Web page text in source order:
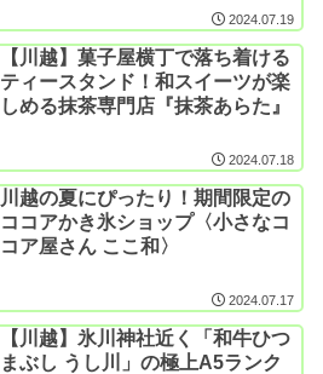
2024.07.19
【川越】菓子屋横丁で落ち着ける
ティースタンド！和スイーツが楽
しめる抹茶専門店『抹茶あらた』
2024.07.18
川越の夏にぴったり！期間限定の
ココアかき氷ショップ〈小さなコ
コア屋さん ここ和〉
2024.07.17
【川越】氷川神社近く「和牛ひつ
まぶし うし川」の極上A5ランク